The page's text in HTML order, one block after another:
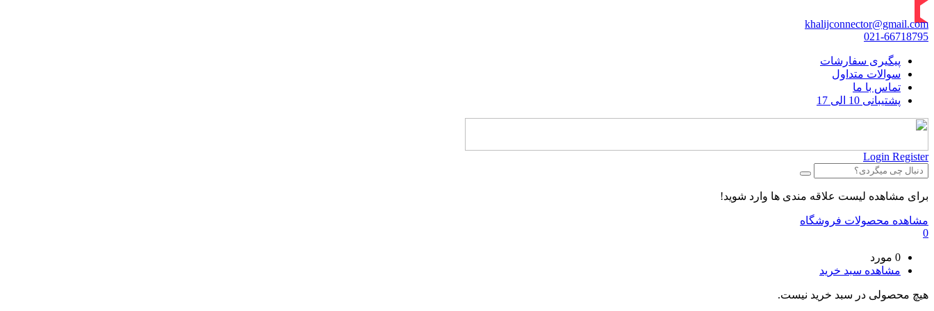
khalijconnector@gmail.com
021-66718795
پیگیری سفارشات
سوالات متداول
تماس با ما
پشتیبانی 10 الی 17
Login Register
برای مشاهده لیست علاقه مندی ها وارد شوید!
مشاهده محصولات فروشگاه
0
0 مورد
مشاهده سبد خرید
هیچ محصولی در سبد خرید نیست.